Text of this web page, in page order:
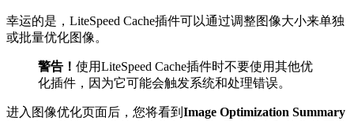
幸运的是，LiteSpeed Cache插件可以通过调整图像大小来单独
或批量优化图像。
警告！ 使用LiteSpeed Cache插件时不要使用其他优
化插件，因为它可能会触发系统和处理错误。
进入图像优化页面后，您将看到 Image Optimization Summary